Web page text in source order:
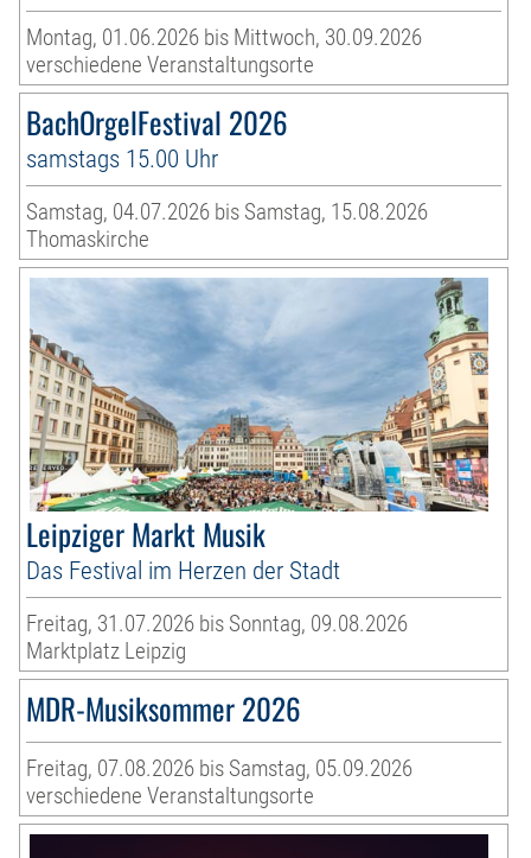
Montag, 01.06.2026 bis Mittwoch, 30.09.2026
verschiedene Veranstaltungsorte
BachOrgelFestival 2026
samstags 15.00 Uhr
Samstag, 04.07.2026 bis Samstag, 15.08.2026
Thomaskirche
Leipziger Markt Musik
Das Festival im Herzen der Stadt
Freitag, 31.07.2026 bis Sonntag, 09.08.2026
Marktplatz Leipzig
MDR-Musiksommer 2026
Freitag, 07.08.2026 bis Samstag, 05.09.2026
verschiedene Veranstaltungsorte